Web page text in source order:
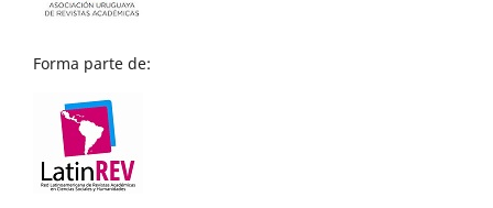
Forma parte de: